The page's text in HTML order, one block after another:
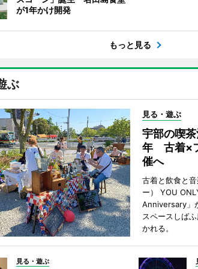
が1年かけ開発
もっと見る
ぶ
見る・遊ぶ
宇部の喫
年 古着×
催へ
古着と飲食と
ー） YOU
Anniversary」
スペースしば
かれる。
見る・遊ぶ